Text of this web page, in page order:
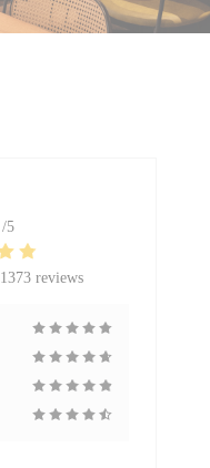
/5
1373 reviews